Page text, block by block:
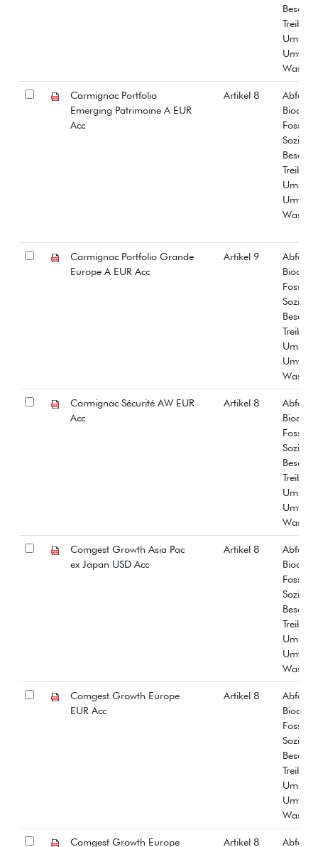
Umwelt
Wasser
Carmignac Portfolio
Emerging Patrimoine A EUR
Acc
Artikel 8
Abfall
Fossiles
Umwelt
Wasser
Carmignac Portfolio Grande
Europe A EUR Acc
Artikel 9
Abfall
Fossiles
Umwelt
Wasser
Carmignac Sécurité AW EUR
Acc
Artikel 8
Abfall
Fossiles
Umwelt
Wasser
Comgest Growth Asia Pac
ex Japan USD Acc
Artikel 8
Abfall
Fossiles
Umwelt
Wasser
Comgest Growth Europe
EUR Acc
Artikel 8
Abfall
Fossiles
Umwelt
Wasser
Comgest Growth Europe Artikel 8 Abfall